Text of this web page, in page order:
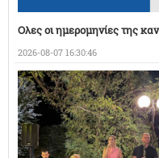
Ολες οι ημερομηνίες της
2026-08-07 16:30:46